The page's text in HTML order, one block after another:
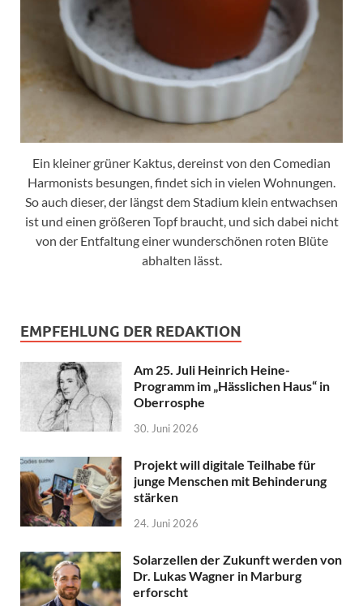
Ein kleiner grüner Kaktus, dereinst von den Comedian
Harmonists besungen, findet sich in vielen Wohnungen.
So auch dieser, der längst dem Stadium klein entwachsen
ist und einen größeren Topf braucht, und sich dabei nicht
von der Entfaltung einer wunderschönen roten Blüte
abhalten lässt.
EMPFEHLUNG DER REDAKTION
Am 25. Juli Heinrich Heine-
Programm im „Hässlichen Haus“ in
Oberrosphe
30. Juni 2026
Projekt will digitale Teilhabe für
junge Menschen mit Behinderung
stärken
24. Juni 2026
Solarzellen der Zukunft werden von
Dr. Lukas Wagner in Marburg
erforscht